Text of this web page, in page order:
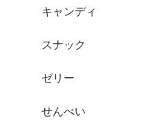
キャンディ
スナック
ゼリー
せんべい